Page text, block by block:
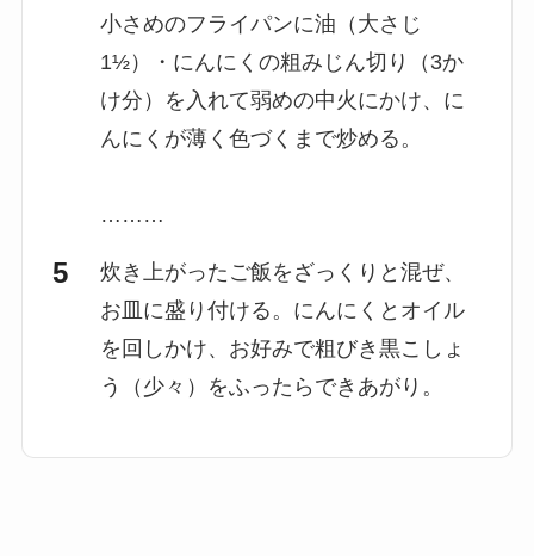
小さめのフライパンに油（大さじ
1½）・にんにくの粗みじん切り（3か
け分）を入れて弱めの中火にかけ、に
んにくが薄く色づくまで炒める。
………
炊き上がったご飯をざっくりと混ぜ、
お皿に盛り付ける。にんにくとオイル
を回しかけ、お好みで粗びき黒こしょ
う（少々）をふったらできあがり。